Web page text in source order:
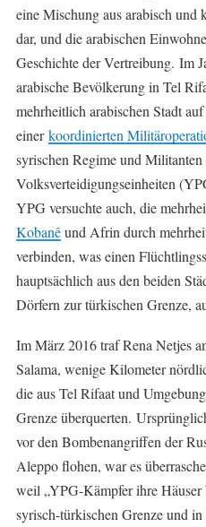
eine Mischung aus arabisch und
dar, und die arabischen
Geschichte der Vertreibung. Im
arabische Bevölkerung in Tel
mehrheitlich arabischen Stadt
einerkoordinierten
syrischen Regime und Militanten
Volksverteidigungseinheiten
YPG versuchte auch, die
Kobanêund Afrin durch
verbinden, was einen
hauptsächlich aus den beiden
Dörfern zur türkischen Grenze,
Im März 2016 trafRena Netjes
Salama, wenige Kilometer
die aus Tel Rifaat und
Grenze überquerten.
vor den Bombenangriffen der
Aleppo flohen, war es
weil „YPG-Kämpfer ihre Häuser
syrisch-türkischen Grenze und